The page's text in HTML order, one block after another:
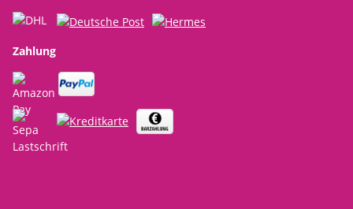
Zahlung